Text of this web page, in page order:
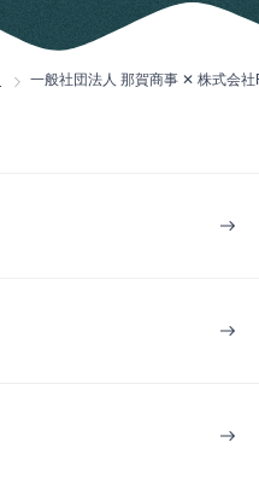
一般社団法人 那賀商事 ✕ 株式会